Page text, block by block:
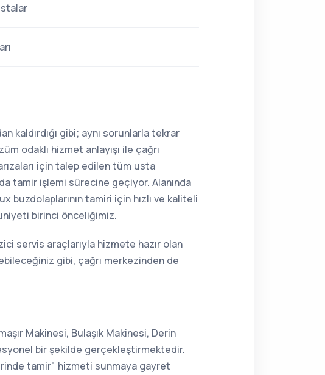
kaldırdığı gibi; aynı sorunlarla tekrar
odaklı hizmet anlayışı ile çağrı
için talep edilen tüm usta
tamir işlemi sürecine geçiyor. Alanında
buzdolaplarının tamiri için hızlı ve kaliteli
birinci önceliğimiz.
servis araçlarıyla hizmete hazır olan
gibi, çağrı merkezinden de
Makinesi, Bulaşık Makinesi, Derin
bir şekilde gerçekleştirmektedir.
tamir" hizmeti sunmaya gayret